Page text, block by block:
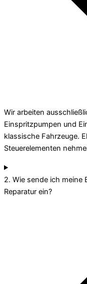
Wir arbeiten
Einspritzpumpen und
klassische Fahrzeuge.
Steuerelementen
2. Wie sende ich meine
Reparatur ein?